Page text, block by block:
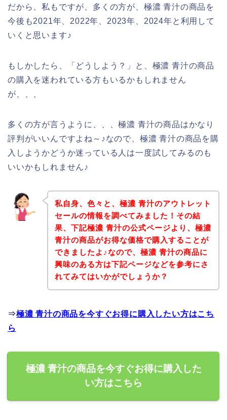
だから、私もですが、多くの方が、極濃 青汁の商品を
今後も2021年、2022年、2023年、2024年と利用して
いくと思います♪
もしかしたら、「どうしよう？」と、極濃 青汁の商品
の購入を迷われている方もいるかもしれません
が、、、
多くの方が言うように、、、極濃 青汁の商品はかなり
評判がいいんですよね～♪なので、極濃 青汁の商品を購
入しようかどうか迷っている人は一度試してみるのも
いいかもしれません♪
私自身、色々と、極濃 青汁のアウトレット
セールの情報を調べてみました！その結
果、下記極濃 青汁の公式ページより、極濃
青汁の商品がお得な価格で購入することが
できましたよ♪なので、極濃 青汁の商品に
興味のある方は下記ページなどを参考にさ
れてみてはいかがでしょうか？
⇒極濃 青汁の商品を今すぐお得に購入したい方はこち
ら
極濃 青汁の商品を今すぐお得に購入した
い方はこちら